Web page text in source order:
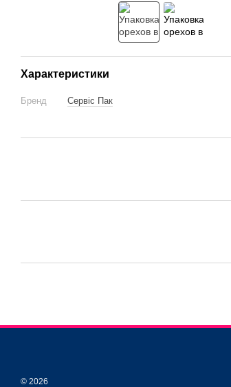
Характеристики
Бренд Сервіс Пак
© 2026